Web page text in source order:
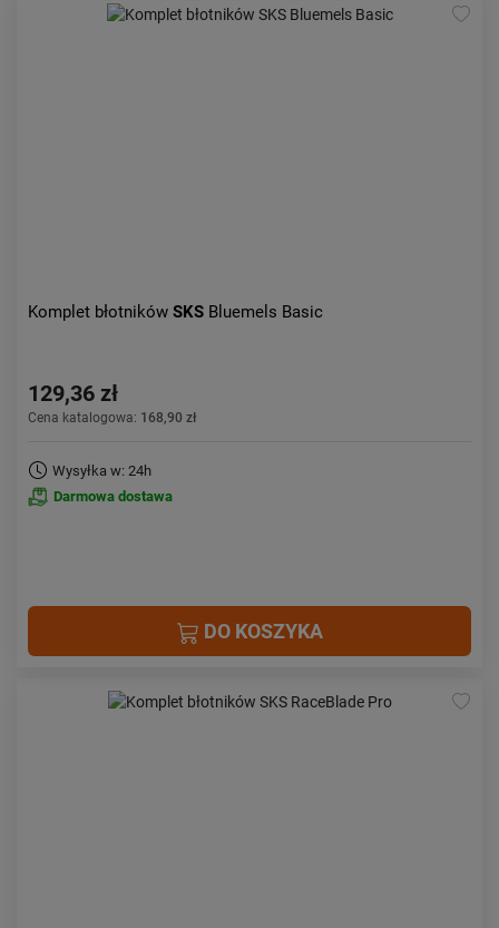
Komplet błotników SKS Bluemels Basic
129,36 zł
Cena katalogowa: 168,90 zł
Wysyłka w: 24h
Darmowa dostawa
DO KOSZYKA